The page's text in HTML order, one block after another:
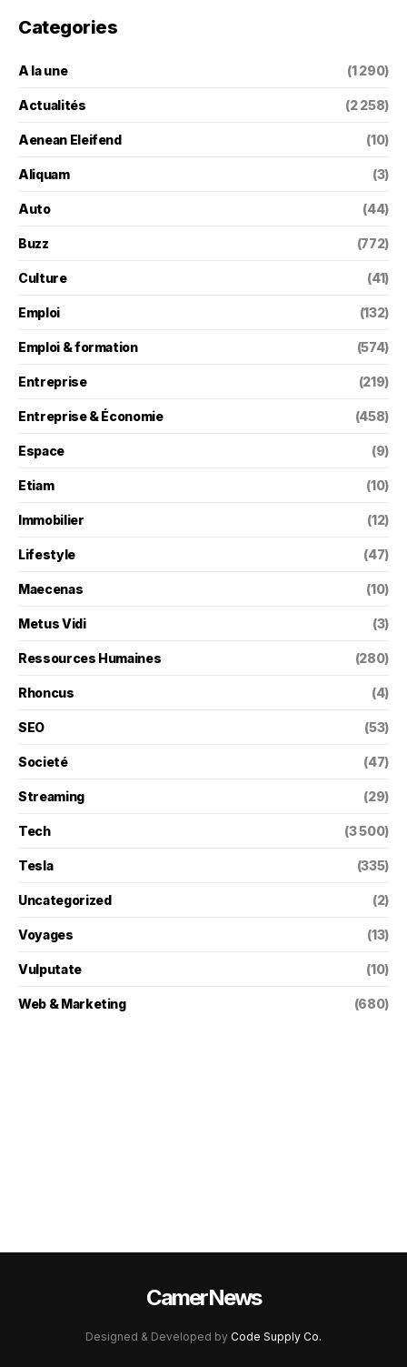
Categories
A la une (1 290)
Actualités (2 258)
Aenean Eleifend (10)
Aliquam (3)
Auto (44)
Buzz (772)
Culture (41)
Emploi (132)
Emploi & formation (574)
Entreprise (219)
Entreprise & Économie (458)
Espace (9)
Etiam (10)
Immobilier (12)
Lifestyle (47)
Maecenas (10)
Metus Vidi (3)
Ressources Humaines (280)
Rhoncus (4)
SEO (53)
Societé (47)
Streaming (29)
Tech (3 500)
Tesla (335)
Uncategorized (2)
Voyages (13)
Vulputate (10)
Web & Marketing (680)
CamerNews
Designed & Developed by Code Supply Co.